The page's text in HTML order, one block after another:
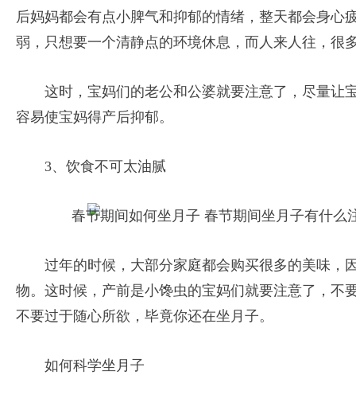
后妈妈都会有点小脾气和抑郁的情绪，整天都会身心
弱，只想要一个清静点的环境休息，而人来人往，很
这时，宝妈们的老公和公婆就要注意了，尽量让
容易使宝妈得产后抑郁。
3、饮食不可太油腻
过年的时候，大部分家庭都会购买很多的美味，
物。这时候，产前是小馋虫的宝妈们就要注意了，不
不要过于随心所欲，毕竟你还在坐月子。
如何科学坐月子